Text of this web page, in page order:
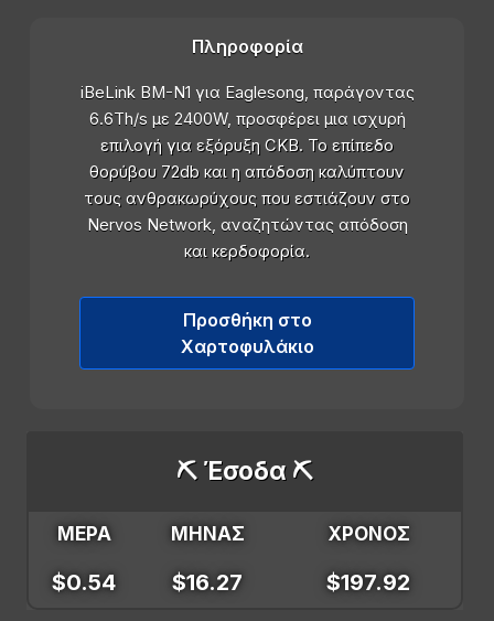
Πληροφορία
iBeLink BM-N1 για Eaglesong, παράγοντας
6.6Th/s με 2400W, προσφέρει μια ισχυρή
επιλογή για εξόρυξη CKB. Το επίπεδο
θορύβου 72db και η απόδοση καλύπτουν
τους ανθρακωρύχους που εστιάζουν στο
Nervos Network, αναζητώντας απόδοση
και κερδοφορία.
Προσθήκη στο
Χαρτοφυλάκιο
⛏️ Έσοδα ⛏️
ΜΕΡΑ ΜΗΝΑΣ ΧΡΟΝΟΣ
$0.54 $16.27 $197.92